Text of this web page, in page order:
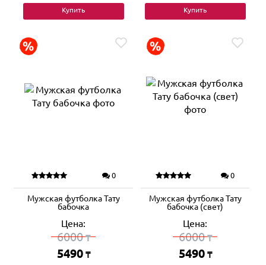
Купить Купить
0
Мужская футболка Тату
бабочка
Цена:
6000₸
5490 ₸
0
Мужская футболка Тату
бабочка (свет)
Цена:
6000₸
5490 ₸